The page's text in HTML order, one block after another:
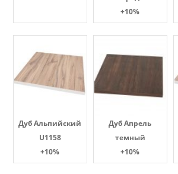
+10%
Дуб Альпийский
U1158
+10%
Дуб Апрель
темный
+10%